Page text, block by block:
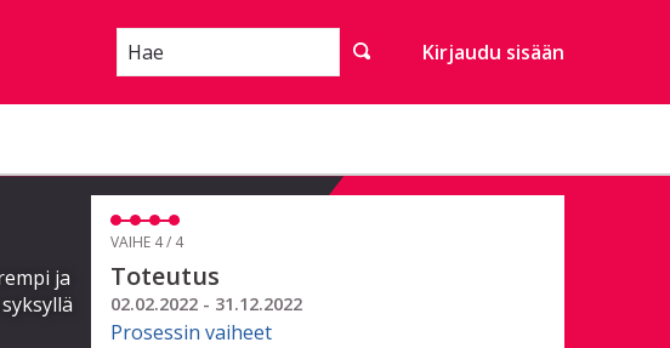
Hae Kirjaudu sisään
ja
VAIHE 4 / 4
Toteutus
02.02.2022 - 31.12.2022
Prosessin vaiheet